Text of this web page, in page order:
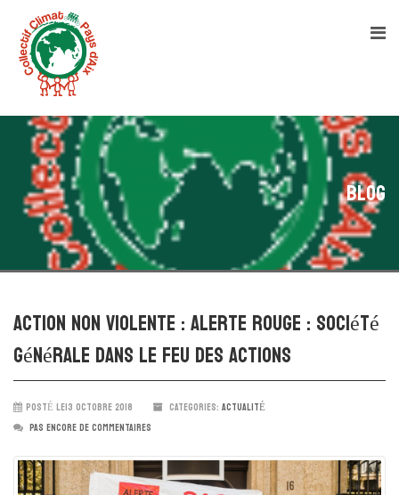
Blog
Action non violente : Alerte rouge : Société
Générale dans le feu des actions
POSTÉ LE13 OCTOBRE 2018 CATEGORIES: ACTUALITÉ
PAS ENCORE DE COMMENTAIRES